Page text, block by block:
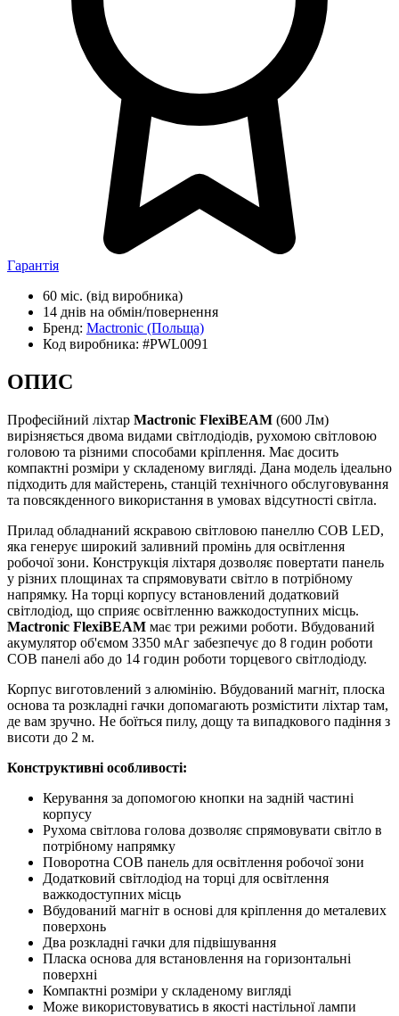
Гарантія
60 міс. (від виробника)
14 днів на обмін/повернення
Бренд: Mactronic (Польща)
Код виробника: #PWL0091
ОПИС
Професійний ліхтар Mactronic FlexiBEAM (600 Лм)
вирізняється двома видами світлодіодів, рухомою світловою
головою та різними способами кріплення. Має досить
компактні розміри у складеному вигляді. Дана модель ідеально
підходить для майстерень, станцій технічного обслуговування
та повсякденного використання в умовах відсутності світла.
Прилад обладнаний яскравою світловою панеллю COB LED,
яка генерує широкий заливний промінь для освітлення
робочої зони. Конструкція ліхтаря дозволяє повертати панель
у різних площинах та спрямовувати світло в потрібному
напрямку. На торці корпусу встановлений додатковий
світлодіод, що сприяє освітленню важкодоступних місць.
Mactronic FlexiBEAM має три режими роботи. Вбудований
акумулятор об'ємом 3350 мАг забезпечує до 8 годин роботи
COB панелі або до 14 годин роботи торцевого світлодіоду.
Корпус виготовлений з алюмінію. Вбудований магніт, плоска
основа та розкладні гачки допомагають розмістити ліхтар там,
де вам зручно. Не боїться пилу, дощу та випадкового падіння з
висоти до 2 м.
Конструктивні особливості:
Керування за допомогою кнопки на задній частині
корпусу
Рухома світлова голова дозволяє спрямовувати світло в
потрібному напрямку
Поворотна COB панель для освітлення робочої зони
Додатковий світлодіод на торці для освітлення
важкодоступних місць
Вбудований магніт в основі для кріплення до металевих
поверхонь
Два розкладні гачки для підвішування
Пласка основа для встановлення на горизонтальні
поверхні
Компактні розміри у складеному вигляді
Може використовуватись в якості настільної лампи